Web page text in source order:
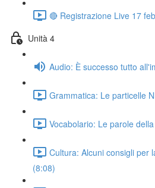
🔴 Registrazione Live 17
Unità 4
Audio: È successo tutto
Grammatica: Le particelle
Vocabolario: Le parole
Cultura: Alcuni consigli per
(8:08)